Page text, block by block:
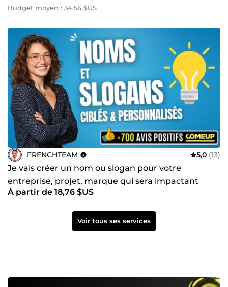
Budget moyen : 34,56 $US
FRENCHTEAM 5,0 (13)
Je vais créer un nom ou slogan pour votre
entreprise, projet, marque qui sera impactant
À partir de 18,76 $US
Voir tous ses services